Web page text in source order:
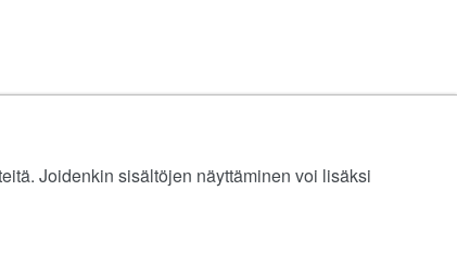
Joidenkin sisältöjen näyttäminen voi lisäksi